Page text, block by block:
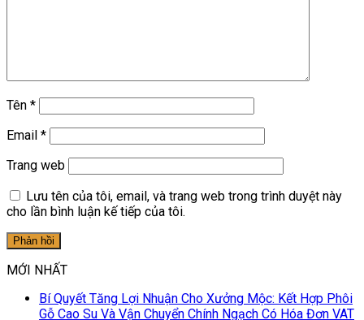
Tên *
Email *
Trang web
Lưu tên của tôi, email, và trang web trong trình duyệt này
cho lần bình luận kế tiếp của tôi.
MỚI NHẤT
Bí Quyết Tăng Lợi Nhuận Cho Xưởng Mộc: Kết Hợp Phôi
Gỗ Cao Su Và Vận Chuyển Chính Ngạch Có Hóa Đơn VAT